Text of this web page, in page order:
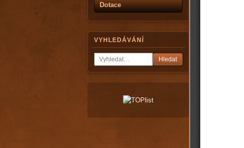
Dotace
VYHLEDÁVÁNÍ
Hledat